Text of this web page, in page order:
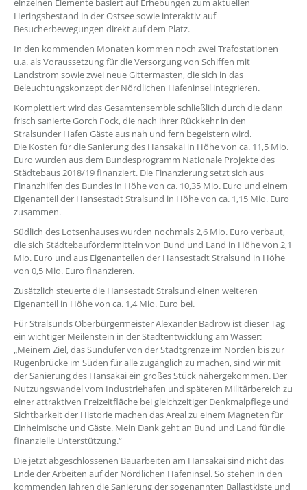
einzelnen Elemente basiert auf Erhebungen zum aktuellen
Heringsbestand in der Ostsee sowie interaktiv auf
Besucherbewegungen direkt auf dem Platz.
In den kommenden Monaten kommen noch zwei Trafostationen
u.a. als Voraussetzung für die Versorgung von Schiffen mit
Landstrom sowie zwei neue Gittermasten, die sich in das
Beleuchtungskonzept der Nördlichen Hafeninsel integrieren.
Komplettiert wird das Gesamtensemble schließlich durch die dann
frisch sanierte Gorch Fock, die nach ihrer Rückkehr in den
Stralsunder Hafen Gäste aus nah und fern begeistern wird.
Die Kosten für die Sanierung des Hansakai in Höhe von ca. 11,5 Mio.
Euro wurden aus dem Bundesprogramm Nationale Projekte des
Städtebaus 2018/19 finanziert. Die Finanzierung setzt sich aus
Finanzhilfen des Bundes in Höhe von ca. 10,35 Mio. Euro und einem
Eigenanteil der Hansestadt Stralsund in Höhe von ca. 1,15 Mio. Euro
zusammen.
Südlich des Lotsenhauses wurden nochmals 2,6 Mio. Euro verbaut,
die sich Städtebaufördermitteln von Bund und Land in Höhe von 2,1
Mio. Euro und aus Eigenanteilen der Hansestadt Stralsund in Höhe
von 0,5 Mio. Euro finanzieren.
Zusätzlich steuerte die Hansestadt Stralsund einen weiteren
Eigenanteil in Höhe von ca. 1,4 Mio. Euro bei.
Für Stralsunds Oberbürgermeister Alexander Badrow ist dieser Tag
ein wichtiger Meilenstein in der Stadtentwicklung am Wasser:
„Meinem Ziel, das Sundufer von der Stadtgrenze im Norden bis zur
Rügenbrücke im Süden für alle zugänglich zu machen, sind wir mit
der Sanierung des Hansakai ein großes Stück nähergekommen. Der
Nutzungswandel vom Industriehafen und späteren Militärbereich zu
einer attraktiven Freizeitfläche bei gleichzeitiger Denkmalpflege und
Sichtbarkeit der Historie machen das Areal zu einem Magneten für
Einheimische und Gäste. Mein Dank geht an Bund und Land für die
finanzielle Unterstützung.“
Die jetzt abgeschlossenen Bauarbeiten am Hansakai sind nicht das
Ende der Arbeiten auf der Nördlichen Hafeninsel. So stehen in den
kommenden Jahren die Sanierung der sogenannten Ballastkiste und